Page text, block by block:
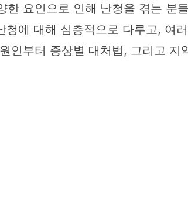
한 요인으로 인해 난청을 겪는 분
에 대해 심층적으로 다루고, 여
인부터 증상별 대처법, 그리고 지